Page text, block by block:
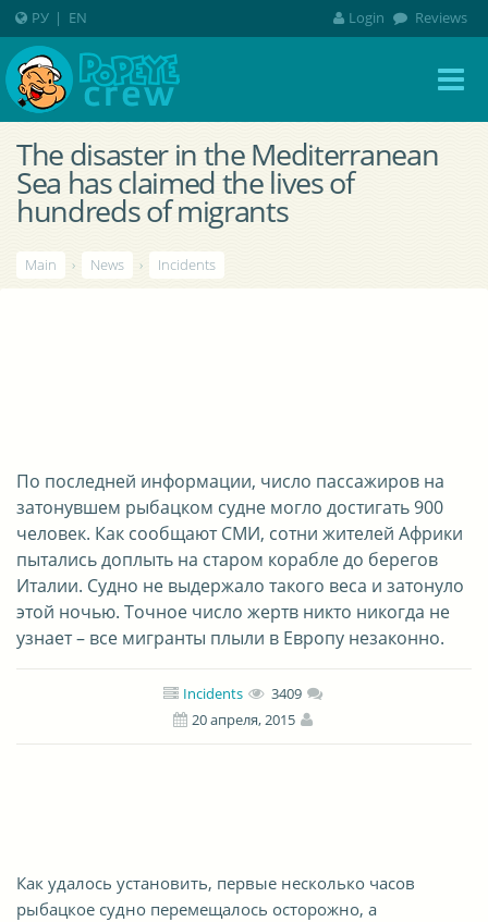
The disaster in the Mediterranean
Sea has claimed the lives of
hundreds of migrants
Main › News › Incidents
По последней информации, число пассажиров на
затонувшем рыбацком судне могло достигать 900
человек. Как сообщают СМИ, сотни жителей Африки
пытались доплыть на старом корабле до берегов
Италии. Судно не выдержало такого веса и затонуло
этой ночью. Точное число жертв никто никогда не
узнает – все мигранты плыли в Европу незаконно.
Incidents
3409
20 апреля, 2015
Как удалось установить, первые несколько часов
рыбацкое судно перемещалось осторожно, а
РУ | EN Login Reviews